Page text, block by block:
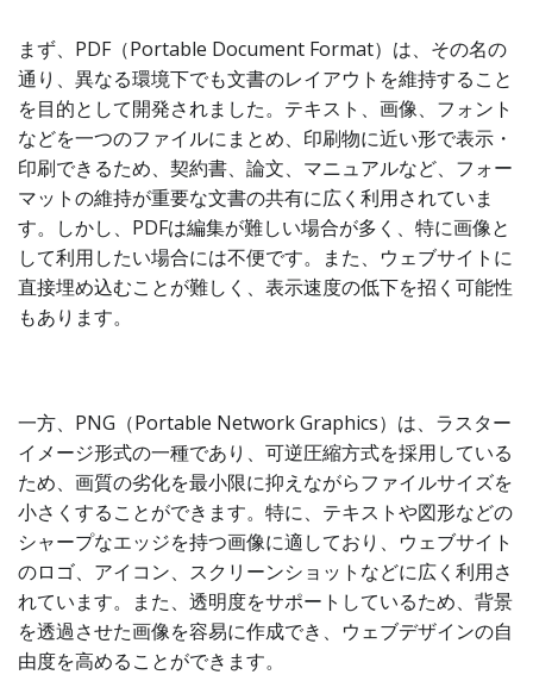
まず、PDF（Portable Document Format）は、その名の
通り、異なる環境下でも文書のレイアウトを維持すること
を目的として開発されました。テキスト、画像、フォント
などを一つのファイルにまとめ、印刷物に近い形で表示・
印刷できるため、契約書、論文、マニュアルなど、フォー
マットの維持が重要な文書の共有に広く利用されていま
す。しかし、PDFは編集が難しい場合が多く、特に画像と
して利用したい場合には不便です。また、ウェブサイトに
直接埋め込むことが難しく、表示速度の低下を招く可能性
もあります。
一方、PNG（Portable Network Graphics）は、ラスター
イメージ形式の一種であり、可逆圧縮方式を採用している
ため、画質の劣化を最小限に抑えながらファイルサイズを
小さくすることができます。特に、テキストや図形などの
シャープなエッジを持つ画像に適しており、ウェブサイト
のロゴ、アイコン、スクリーンショットなどに広く利用さ
れています。また、透明度をサポートしているため、背景
を透過させた画像を容易に作成でき、ウェブデザインの自
由度を高めることができます。